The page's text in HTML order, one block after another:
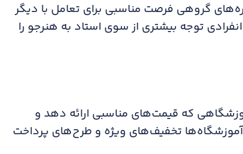
گروهی فرصت مناسبی برای تعامل با دیگر
توجه بیشتری از سوی استاد به هنرجو را
که قیمت‌های مناسبی ارائه دهد و
آموزشگاه‌ها تخفیف‌های ویژه و طرح‌های پرداخت